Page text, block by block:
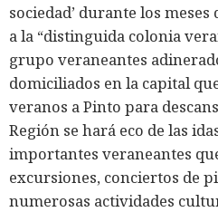
sociedad’ durante los
a la “distinguida colonia
grupo veraneantes
domiciliados en la capital
veranos a Pinto para
Región se hará eco de las
importantes veraneantes
excursiones, conciertos de
numerosas actividades